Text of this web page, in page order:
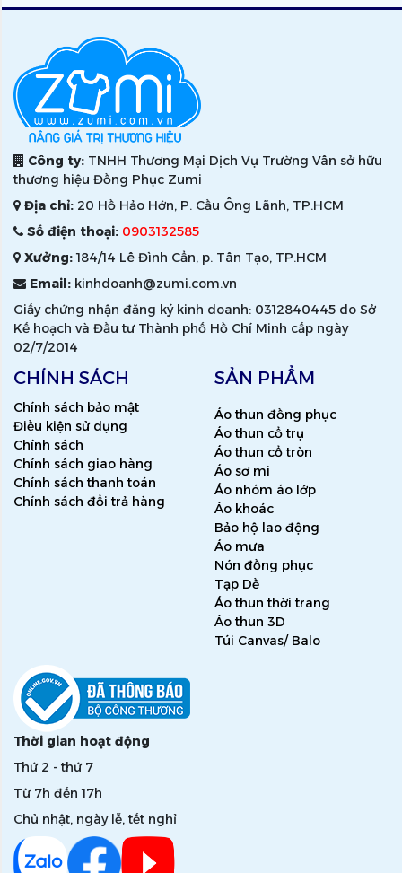
Công ty: TNHH Thương Mại Dịch Vụ Trường Vân sở hữu
thương hiệu Đồng Phục Zumi
Địa chỉ: 20 Hồ Hảo Hớn, P. Cầu Ông Lãnh, TP.HCM
Số điện thoại: 0903132585
Xưởng:184/14 Lê Đình Cẩn, p. Tân Tạo, TP.HCM
Email: kinhdoanh@zumi.com.vn
Giấy chứng nhận đăng ký kinh doanh: 0312840445 do Sở
Kế hoạch và Đầu tư Thành phố Hồ Chí Minh cấp ngày
02/7/2014
CHÍNH SÁCH
Chính sách bảo mật
Điều kiện sử dụng
Chính sách
Chính sách giao hàng
Chính sách thanh toán
Chính sách đổi trả hàng
SẢN PHẨM
Áo thun đồng phục
Áo thun cổ trụ
Áo thun cổ tròn
Áo sơ mi
Áo nhóm áo lớp
Áo khoác
Bảo hộ lao động
Áo mưa
Nón đồng phục
Tạp Dề
Áo thun thời trang
Áo thun 3D
Túi Canvas/ Balo
Thời gian hoạt động
Thứ 2 - thứ 7
Từ 7h đến 17h
Chủ nhật, ngày lễ, tết nghỉ